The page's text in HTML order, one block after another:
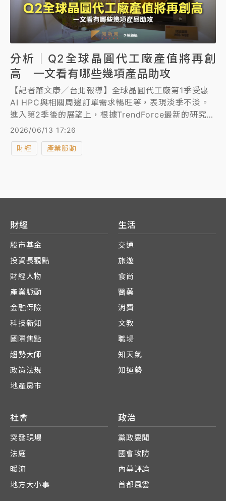
分析｜Q2全球晶圓代工廠產值將再創
高 一文看有哪些幾項產品助攻
【記者蕭文康／台北報導】全球晶圓代工廠第1季受惠
AI HPC與相關周邊訂單需求暢旺等，表現淡季不淡。
進入第2季後的展望上，根據TrendForce最新的研究，
由於TV、PC/NB ODM與品牌等提前備貨紅利將再延
續約1季，加上智慧手機陸續進入新機備貨周期，晶圓
代工廠商基於產能利用率回升而陸續向客戶表達下半年
2026/06/13 17:26
財經 產業脈動
財經
股市基金
投資長觀點
財經人物
產業脈動
金融保險
科技新知
國際焦點
趨勢大師
政策法規
地產房市
生活
交通
旅遊
食尚
醫藥
消費
文教
職場
知天氣
知運勢
社會
突發現場
法庭
暖流
地方大小事
政治
黨政要聞
國會攻防
內幕評論
首都風雲